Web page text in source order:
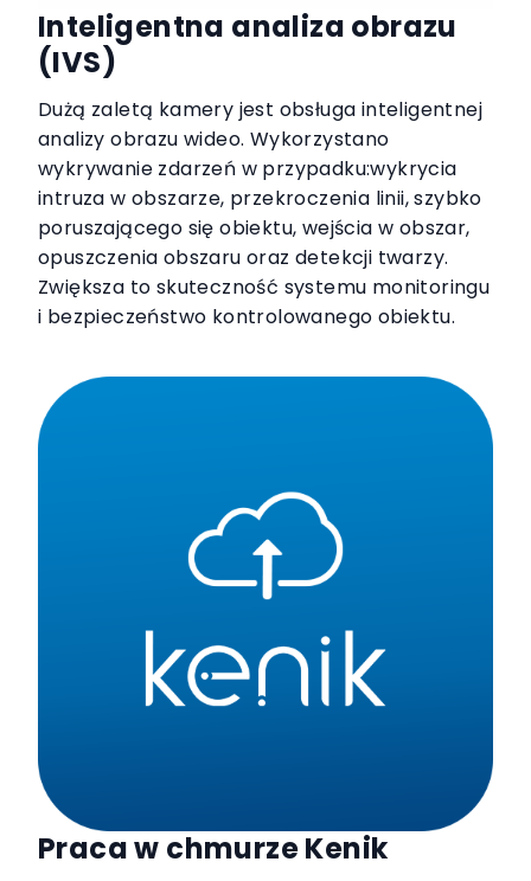
Inteligentna analiza obrazu
(IVS)
Dużą zaletą kamery jest obsługa inteligentnej
analizy obrazu wideo. Wykorzystano
wykrywanie zdarzeń w przypadku:wykrycia
intruza w obszarze, przekroczenia linii, szybko
poruszającego się obiektu, wejścia w obszar,
opuszczenia obszaru oraz detekcji twarzy.
Zwiększa to skuteczność systemu monitoringu
i bezpieczeństwo kontrolowanego obiektu.
Praca w chmurze Kenik